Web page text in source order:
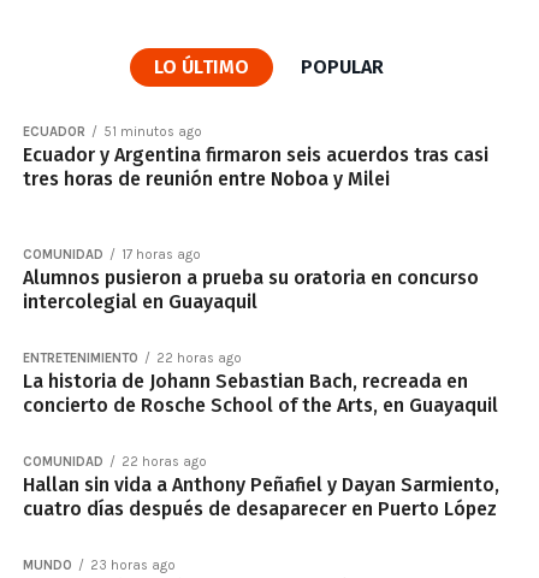
LO ÚLTIMO POPULAR
ECUADOR 51 minutos ago
Ecuador y Argentina firmaron seis acuerdos tras casi
tres horas de reunión entre Noboa y Milei
COMUNIDAD 17 horas ago
Alumnos pusieron a prueba su oratoria en concurso
intercolegial en Guayaquil
ENTRETENIMIENTO 22 horas ago
La historia de Johann Sebastian Bach, recreada en
concierto de Rosche School of the Arts, en Guayaquil
COMUNIDAD 22 horas ago
Hallan sin vida a Anthony Peñafiel y Dayan Sarmiento,
cuatro días después de desaparecer en Puerto López
MUNDO 23 horas ago